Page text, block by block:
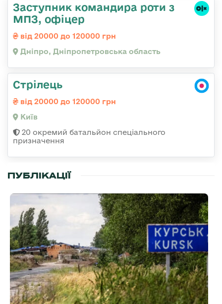
Заступник командира роти з
МПЗ, офіцер
від 20000 до 120000 грн
Дніпро, Дніпропетровська область
Стрілець
від 20000 до 120000 грн
Київ
20 окремий батальйон спеціального
призначення
ПУБЛІКАЦІЇ